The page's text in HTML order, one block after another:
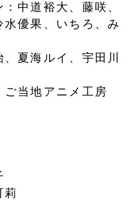
中道裕大、藤咲、
優果、いちろ、み
夏海ルイ、宇田川
ご当地アニメ工房
莉